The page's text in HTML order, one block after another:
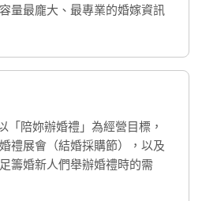
量最龐大、最專業的婚嫁資訊
「陪妳辦婚禮」為經營目標，
禮展會（結婚採購節），以及
籌婚新人們舉辦婚禮時的需